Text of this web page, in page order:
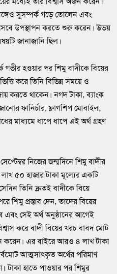
সুসম্পর্ক গড়ে তোলেন এবং
উপস্থাপন করতে শুরু করেন। উভয়
জানাজানি ছিল।
গভীর হওয়ার পর শিমু বাদীকে বিয়ের
করে তিনি বিভিন্ন সময়ে ও
করতে থাকেন। নগদ টাকা, ব্যাংক
ফানির্চার, ফ্লাগশিপ মোবাইল,
মাধ্যমে ধাপে ধাপে এই অর্থ গ্রহণ
নিজের জন্মদিনে শিমু বাদীর
লাখ ৫০ হাজার টাকা মূল্যের একটি
তিনি দ্রুতই বাদীকে বিয়ে
শিমু প্রস্তাব দেন, তাদের বিয়ের
এবং সেই অর্থ অনুষ্ঠানের আগেই
করে বাদী বিয়ের খরচ বাবদ মোট
করেন। এর বাইরে আরও ৪ লাখ টাকা
আত্মসাৎকৃত অর্থের পরিমাণ
টাকা হাতে পাওয়ার পর শিমুর